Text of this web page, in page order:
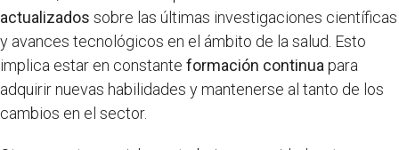
actualizados sobre las últimas investigaciones científicas
y avances tecnológicos en el ámbito de la salud. Esto
implica estar en constante formación continuapara
adquirir nuevas habilidades y mantenerse al tanto de los
cambios en el sector.